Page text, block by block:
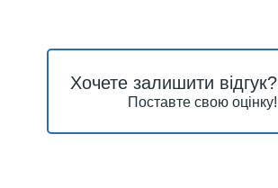
Хочете залишити відгук?
Поставте свою оцінку!